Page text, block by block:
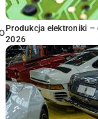
Produkcja elektroniki –
2026